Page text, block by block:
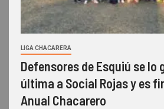
LIGA CHACARERA
Defensores de Esquiú se lo
última a Social Rojas y es
Anual Chacarero